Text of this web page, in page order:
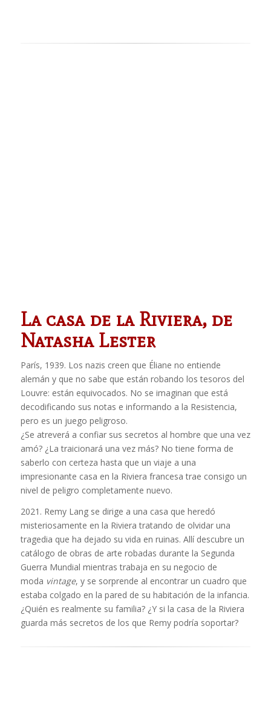
La casa de la Riviera, de
Natasha Lester
París, 1939. Los nazis creen que Éliane no entiende
alemán y que no sabe que están robando los tesoros del
Louvre: están equivocados. No se imaginan que está
decodificando sus notas e informando a la Resistencia,
pero es un juego peligroso.
¿Se atreverá a confiar sus secretos al hombre que una vez
amó? ¿La traicionará una vez más? No tiene forma de
saberlo con certeza hasta que un viaje a una
impresionante casa en la Riviera francesa trae consigo un
nivel de peligro completamente nuevo.
2021. Remy Lang se dirige a una casa que heredó
misteriosamente en la Riviera tratando de olvidar una
tragedia que ha dejado su vida en ruinas. Allí descubre un
catálogo de obras de arte robadas durante la Segunda
Guerra Mundial mientras trabaja en su negocio de
moda vintage, y se sorprende al encontrar un cuadro que
estaba colgado en la pared de su habitación de la infancia.
¿Quién es realmente su familia? ¿Y si la casa de la Riviera
guarda más secretos de los que Remy podría soportar?